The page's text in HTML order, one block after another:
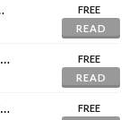
Q (2017)
FREE
READ
แปลบทสัมภาษณ์ Aron จาก Photobook Waiting Q (2017)
FREE
READ
สัดส่วนคะแนนในรายการเพลงและวิธีซัพพอร์ต (UPDATE 2017)
FREE